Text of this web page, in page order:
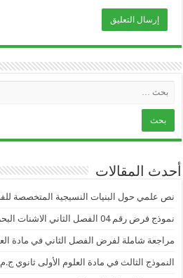
أحدث المقالات
نص علمي حول البنيات النسيجية المتخصصة
نموذج فرض رقم 04 الفصل الثاني الاشنات البحرية في مادة العلوم 1 ج م ع ت
مراجعة شاملة لفرض الفصل الثاني في مادة
النموذج الثالث في مادة العلوم الأولى ثانوي